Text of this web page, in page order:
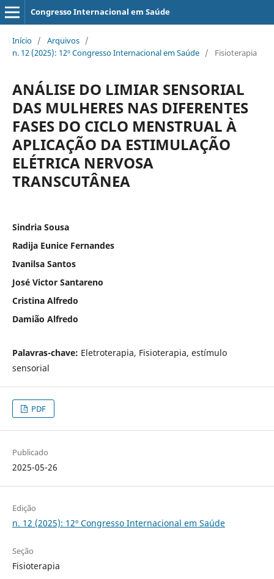
Congresso Internacional em Saúde
Início / Arquivos /
n. 12 (2025): 12º Congresso Internacional em Saúde / Fisioterapia
ANÁLISE DO LIMIAR SENSORIAL
DAS MULHERES NAS DIFERENTES
FASES DO CICLO MENSTRUAL À
APLICAÇÃO DA ESTIMULAÇÃO
ELÉTRICA NERVOSA
TRANSCUTÂNEA
Sindria Sousa
Radija Eunice Fernandes
Ivanilsa Santos
José Victor Santareno
Cristina Alfredo
Damião Alfredo
Palavras-chave: Eletroterapia, Fisioterapia, estímulo
sensorial
PDF
Publicado
2025-05-26
Edição
n. 12 (2025): 12º Congresso Internacional em Saúde
Seção
Fisioterapia